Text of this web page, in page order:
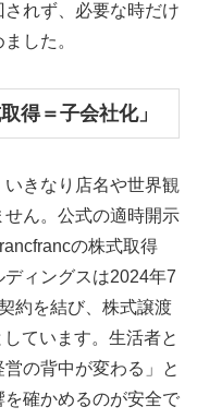
れず、必要な時だけ
した。
得＝子会社化」
いきなり店名や世界観
ん。公式の適時開示
の株式取得
ディングスは2024年7
約を結び、株式譲渡
ています。生活者と
の背中が変わる」と
確かめるのが安全で